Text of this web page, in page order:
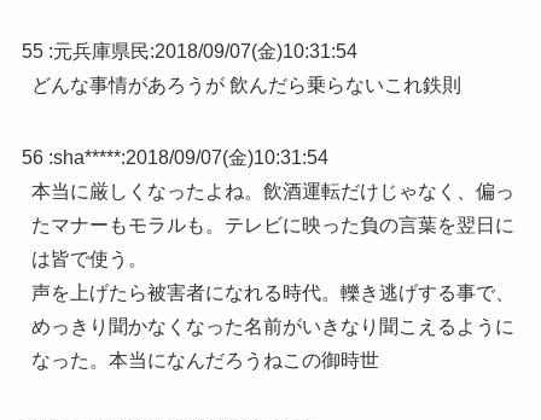
55 :元兵庫県民:2018/09/07(金)10:31:54
どんな事情があろうが 飲んだら乗らないこれ鉄則
56 :sha*****:2018/09/07(金)10:31:54
本当に厳しくなったよね。飲酒運転だけじゃなく、偏っ
たマナーもモラルも。テレビに映った負の言葉を翌日に
は皆で使う。
声を上げたら被害者になれる時代。轢き逃げする事で、
めっきり聞かなくなった名前がいきなり聞こえるように
なった。本当になんだろうねこの御時世